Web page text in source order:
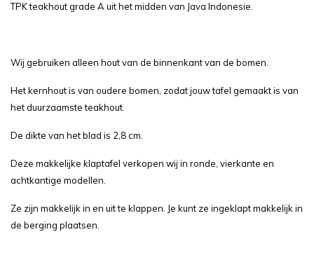
TPK teakhout grade A uit het midden van Java Indonesie.
Wij gebruiken alleen hout van de binnenkant van de bomen.
Het kernhout is van oudere bomen, zodat jouw tafel gemaakt is van
het duurzaamste teakhout.
De dikte van het blad is 2,8 cm.
Deze makkelijke klaptafel verkopen wij in ronde, vierkante en
achtkantige modellen.
Ze zijn makkelijk in en uit te klappen. Je kunt ze ingeklapt makkelijk in
de berging plaatsen.